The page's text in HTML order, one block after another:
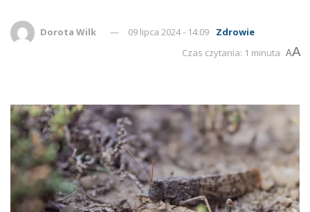
Dorota Wilk 09 lipca 2024 - 14:09
Zdrowie
Czas czytania: 1 minuta AA